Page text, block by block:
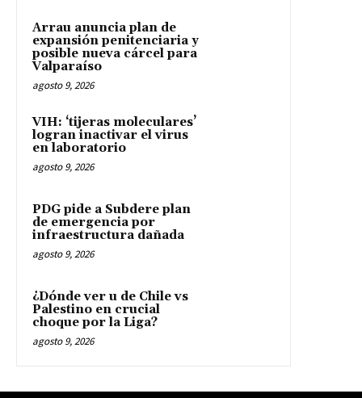
Arrau anuncia plan de
expansión penitenciaria y
posible nueva cárcel para
Valparaíso
agosto 9, 2026
VIH: ‘tijeras moleculares’
logran inactivar el virus
en laboratorio
agosto 9, 2026
PDG pide a Subdere plan
de emergencia por
infraestructura dañada
agosto 9, 2026
¿Dónde ver u de Chile vs
Palestino en crucial
choque por la Liga?
agosto 9, 2026